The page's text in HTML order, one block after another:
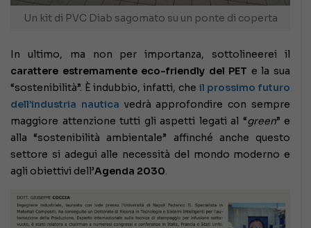
Un kit di PVC Diab sagomato su un ponte di coperta
In ultimo, ma non per importanza, sottolineerei il
carattere estremamente eco-friendly del PET e la sua
“sostenibilità”. È indubbio, infatti, che il prossimo futuro
dell’industria nautica vedrà approfondire con sempre
maggiore attenzione tutti gli aspetti legati al “green” e
alla “sostenibilità ambientale” affinché anche questo
settore si adegui alle necessità del mondo moderno e
agli obiettivi dell’Agenda 2030.